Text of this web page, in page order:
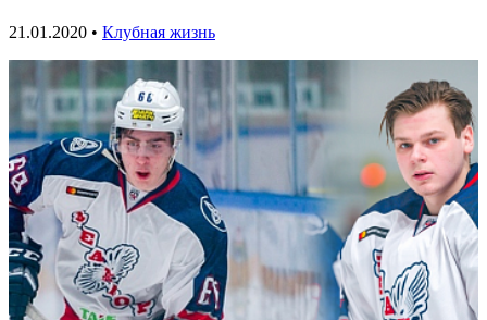
21.01.2020 • Клубная жизнь